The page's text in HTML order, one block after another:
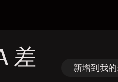
差 新增到我